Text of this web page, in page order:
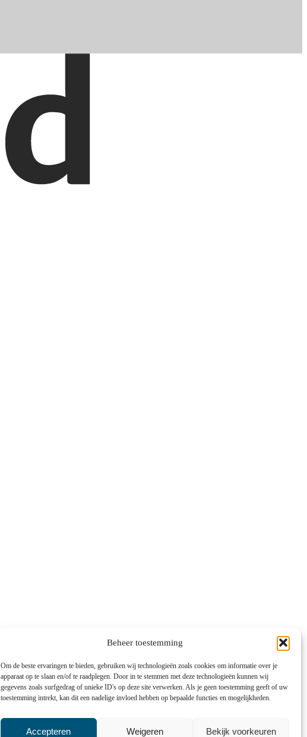
Beheer toestemming
Om de beste ervaringen te bieden, gebruiken wij technologieën zoals cookies om informatie over je
apparaat op te slaan en/of te raadplegen. Door in te stemmen met deze technologieën kunnen wij
gegevens zoals surfgedrag of unieke ID's op deze site verwerken. Als je geen toestemming geeft of uw
toestemming intrekt, kan dit een nadelige invloed hebben op bepaalde functies en mogelijkheden.
Accepteren Weigeren Bekijk voorkeuren